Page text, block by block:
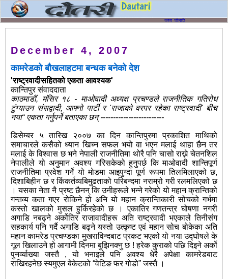
December 4, 2007
कामरेडको बौखलाहटमा बन्धक बनेको देश
'राष्ट्रवादीसहितको एकता आवश्यक'
कान्तिपुर संवाददाता
काठमाडौं, मंसिर १८ - माओवादी अध्यक्ष प्रचण्डले राजनीतिक गतिरोध
टुंग्याउन संसद्वादी, आफ्नो पार्टी र 'राजाको वरपर रहेका राष्ट्रवादी' बीच
नया“ एकता गर्नुपर्ने बताएका छन् -------------------------
डिसेम्बर ५ तारिख २००७ का दिन कान्तिपुरमा प्रकाशित माथिको
समाचारले कसैको ध्यान खिच्न सफल भयो वा भएन मलाई थाहा छैन तर
मलाई के विश्वास छ भने नेपाली राजनीतिमा थोरै पनि चासो राख्ने चेतनशिल
नेपालीले यो अनुमान अवश्य गरिसकेको हुनुपर्छ कि माओवादी शान्तिपूर्ण
राजनीतिमा प्रवेश गर्ने यो मोडमा आइपुग्दा पूर्ण रूपमा तिलमिलाएको छ,
दिशाबिहीन छ र किंकर्तव्यबिमुढताको परिबन्दमा नराम्रो गरी रलमलिएको छ
। यसका नेता नै प्रष्ट छैनन् कि उनीहरूले भन्ने गरेको यो महान क्रान्तिको
गन्तव्य कता गएर रोकिने हो अनि यो महान क्रान्तिकारी सोचको गर्भमा
कस्तो खालको मुसल हुर्किरहेको छ । एकातिर गणतन्त्र घोषणा नगरी
अगाडि नबढ्ने अर्कोतिर राजावादीहरू अति राष्ट्रवादी भएकाले तिनीसंग
सहकार्य पनि गर्दै अगाडि बढ्ने यस्तो उत्कृष्ट एवं महान सोच बोकेका अति
महान कामरेड प्रचण्डका मुखराविन्दबाट प्रकट भएको यो नया उद्घोषले के
गूल खिलाउने हो आगामी दिनमा बुझिनक्नु छ ! हरेक कुराको पछि दिइने अर्को
पुनर्व्याख्या जस्तै , यो भनाइले पनि अवश्य धेरै अपेक्षा कामरेडबाट
राखिरहनेछ स्यमुएल बेकेटको “वेटिङ फर गोडो” जस्तै ।